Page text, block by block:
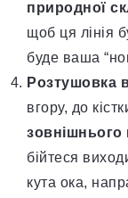
природної
щоб ця лінія
буде ваша
Розтушовка
вгору, до
зовнішнього
бійтеся
кута ока,